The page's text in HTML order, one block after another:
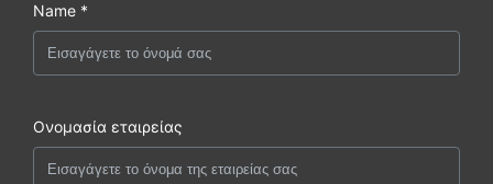
Name *
Ονομασία εταιρείας